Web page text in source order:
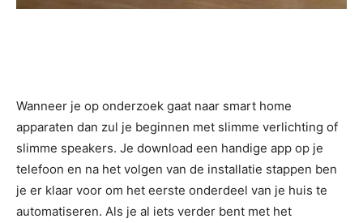
Wanneer je op onderzoek gaat naar smart home
apparaten dan zul je beginnen met slimme verlichting of
slimme speakers. Je download een handige app op je
telefoon en na het volgen van de installatie stappen ben
je er klaar voor om het eerste onderdeel van je huis te
automatiseren. Als je al iets verder bent met het